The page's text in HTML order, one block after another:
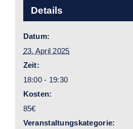
Details
Datum:
23. April 2025
Zeit:
18:00 - 19:30
Kosten:
85€
Veranstaltungskategorie: